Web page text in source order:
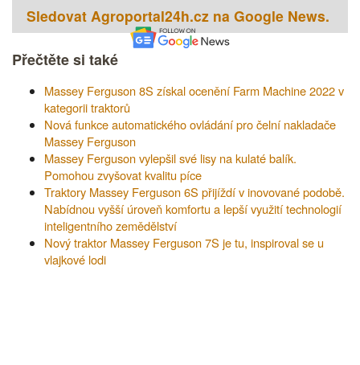
Sledovat Agroportal24h.cz na Google News.
Přečtěte si také
Massey Ferguson 8S získal ocenění Farm Machine 2022 v
kategorii traktorů
Nová funkce automatického ovládání pro čelní nakladače
Massey Ferguson
Massey Ferguson vylepšil své lisy na kulaté balík.
Pomohou zvyšovat kvalitu píce
Traktory Massey Ferguson 6S přijíždí v inovované podobě.
Nabídnou vyšší úroveň komfortu a lepší využití technologií
inteligentního zemědělství
Nový traktor Massey Ferguson 7S je tu, inspiroval se u
vlajkové lodi